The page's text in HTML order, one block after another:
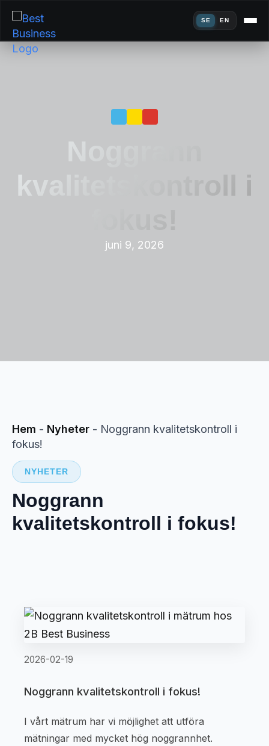
SE EN
Noggrann
kvalitetskontroll i
juni 9, 2026
Hem - Nyheter - Noggrann kvalitetskontroll i
fokus!
NYHETER
Noggrann
kvalitetskontroll i fokus!
2026-02-19
Noggrann kvalitetskontroll i fokus!
I vårt mätrum har vi möjlighet att utföra
mätningar med mycket hög noggrannhet.